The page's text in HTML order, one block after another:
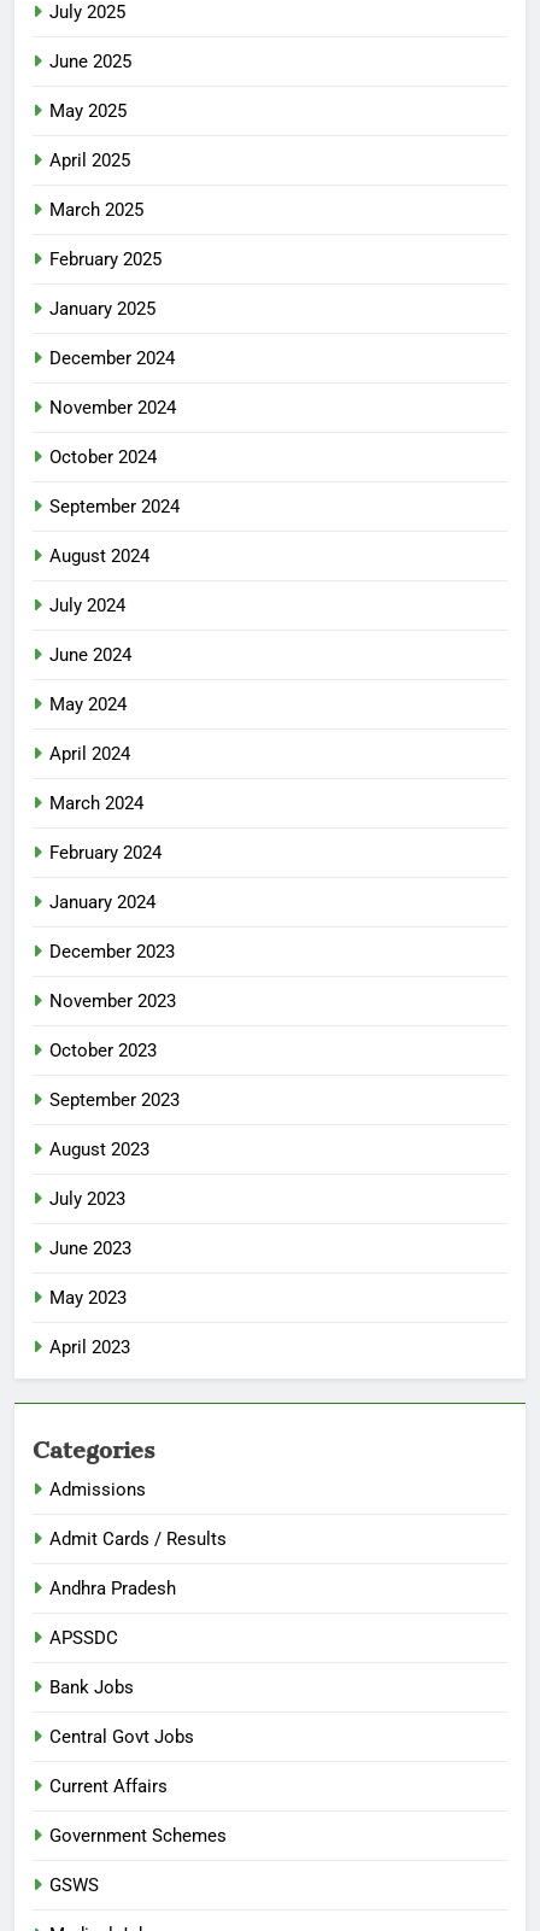
July 2025
June 2025
May 2025
April 2025
March 2025
February 2025
January 2025
December 2024
November 2024
October 2024
September 2024
August 2024
July 2024
June 2024
May 2024
April 2024
March 2024
February 2024
January 2024
December 2023
November 2023
October 2023
September 2023
August 2023
July 2023
June 2023
May 2023
April 2023
Categories
Admissions
Admit Cards / Results
Andhra Pradesh
APSSDC
Bank Jobs
Central Govt Jobs
Current Affairs
Government Schemes
GSWS